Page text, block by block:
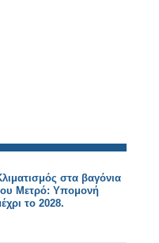
στα βαγόνια
Μετρό: Υπομονή
το 2028.